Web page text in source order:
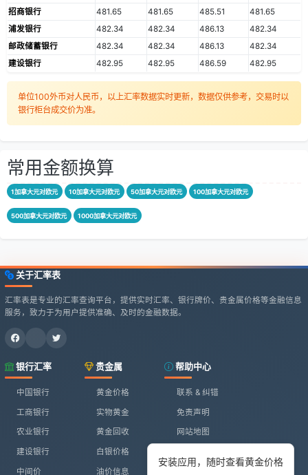
安装应用，随时查看黄金价格
招商银行
481.65 481.65 485.51
481.65
浦发银行
482.34 482.34 486.13
482.34
邮政储蓄银行
482.34 482.34 486.13
482.34
建设银行
482.95 482.95 486.59 482.95
单位100外币对人民币，以上汇率数据实时更新，数据仅供参考，交易时以
银行柜台成交价为准。
常用金额换算
1加拿大元对欧元 10加拿大元对欧元 50加拿大元对欧元 100加拿大元对欧元
500加拿大元对欧元 1000加拿大元对欧元
关于汇率表
汇率表是专业的汇率查询平台，提供实时汇率、银行牌价、贵金属价格等金融信息
服务，致力于为用户提供准确、及时的金融数据。
银行汇率
中国银行
工商银行
农业银行
建设银行
中间价
贵金属
黄金价格
实物黄金
黄金回收
白银价格
油价信息
帮助中心
联系 & 纠错
免责声明
网站地图